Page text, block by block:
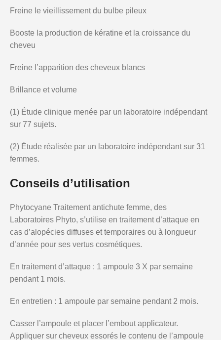
Freine le vieillissement du bulbe pileux
Booste la production de kératine et la croissance du
cheveu
Freine l’apparition des cheveux blancs
Brillance et volume
(1) Étude clinique menée par un laboratoire indépendant
sur 77 sujets.
(2) Étude réalisée par un laboratoire indépendant sur 31
femmes.
Conseils d’utilisation
Phytocyane Traitement antichute femme, des
Laboratoires Phyto, s’utilise en traitement d’attaque en
cas d’alopécies diffuses et temporaires ou à longueur
d’année pour ses vertus cosmétiques.
En traitement d’attaque : 1 ampoule 3 X par semaine
pendant 1 mois.
En entretien : 1 ampoule par semaine pendant 2 mois.
Casser l’ampoule et placer l’embout applicateur.
Appliquer sur cheveux essorés le contenu de l’ampoule